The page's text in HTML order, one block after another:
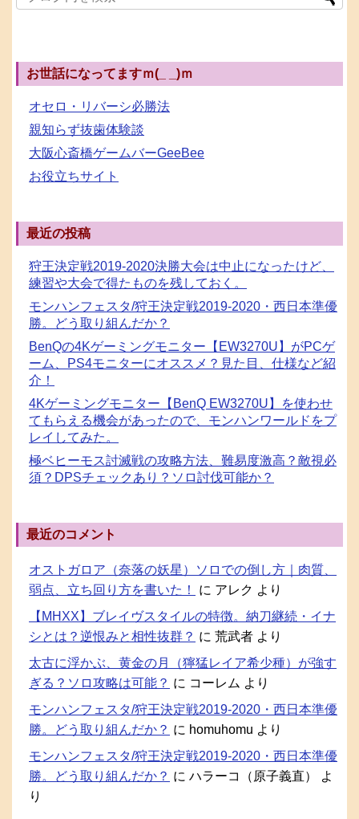
お世話になってますｍ(_ _)ｍ
オセロ・リバーシ必勝法
親知らず抜歯体験談
大阪心斎橋ゲームバーGeeBee
お役立ちサイト
最近の投稿
狩王決定戦2019-2020決勝大会は中止になったけど、
練習や大会で得たものを残しておく。
モンハンフェスタ/狩王決定戦2019-2020・西日本準優
勝。どう取り組んだか？
BenQの4Kゲーミングモニター【EW3270U】がPCゲ
ーム、PS4モニターにオススメ？見た目、仕様など紹
介！
4Kゲーミングモニター【BenQ EW3270U】を使わせ
てもらえる機会があったので、モンハンワールドをプ
レイしてみた。
極ベヒーモス討滅戦の攻略方法、難易度激高？敵視必
須？DPSチェックあり？ソロ討伐可能か？
最近のコメント
オストガロア（奈落の妖星）ソロでの倒し方｜肉質、
弱点、立ち回り方を書いた！
に アレク より
【MHXX】ブレイヴスタイルの特徴。納刀継続・イナ
シとは？逆恨みと相性抜群？ に 荒武者 より
太古に浮かぶ、黄金の月（獰猛レイア希少種）が強す
ぎる？ソロ攻略は可能？ に コーレム より
モンハンフェスタ/狩王決定戦2019-2020・西日本準優
勝。どう取り組んだか？ に homuhomu より
モンハンフェスタ/狩王決定戦2019-2020・西日本準優
勝。どう取り組んだか？ に ハラーコ（原子義直）
よ
り